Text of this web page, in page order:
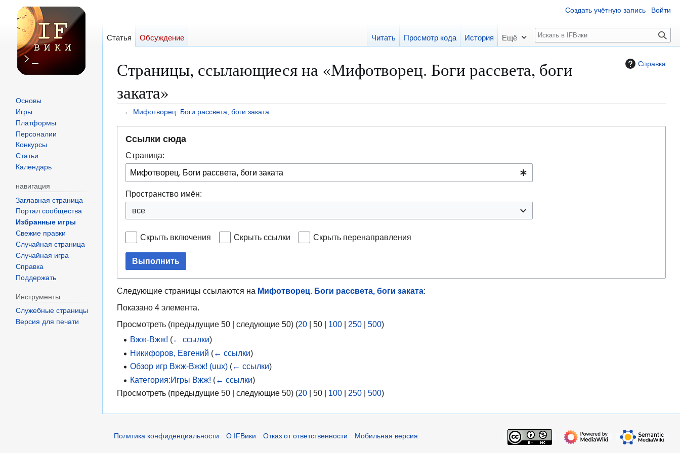
Справка
Страницы, ссылающиеся на «Мифотворец. Боги рассвета, боги
заката»
← Мифотворец. Боги рассвета, боги заката
навигации
поиску
Ссылки сюда
Страница:
Пространство имён:
все
Скрыть включения Скрыть ссылки Скрыть перенаправления
Выполнить
Следующие страницы ссылаются на Мифотворец. Боги рассвета, боги заката:
Показано 4 элемента.
Просмотреть (предыдущие 50| следующие 50) (20| 50| 100| 250| 500)
Вжж-Вжж! (← ссылки)
Никифоров, Евгений (← ссылки)
Обзор игр Вжж-Вжж! (uux) (← ссылки)
Категория:Игры Вжж! (← ссылки)
Просмотреть (предыдущие 50| следующие 50) (20| 50| 100| 250| 500)
Создать учётную запись Войти
Статья Обсуждение Читать Просмотр кода История Ещё
П
о
с
Основы
Игры
Платформы
Персоналии
Конкурсы
Статьи
Календарь
навигация
Заглавная страница
Портал сообщества
Избранные игры
Свежие правки
Случайная страница
Случайная игра
Справка
Поддержать
Инструменты
Служебные страницы
Версия для печати
Политика конфиденциальности О IFВики Отказ от ответственности Мобильная версия